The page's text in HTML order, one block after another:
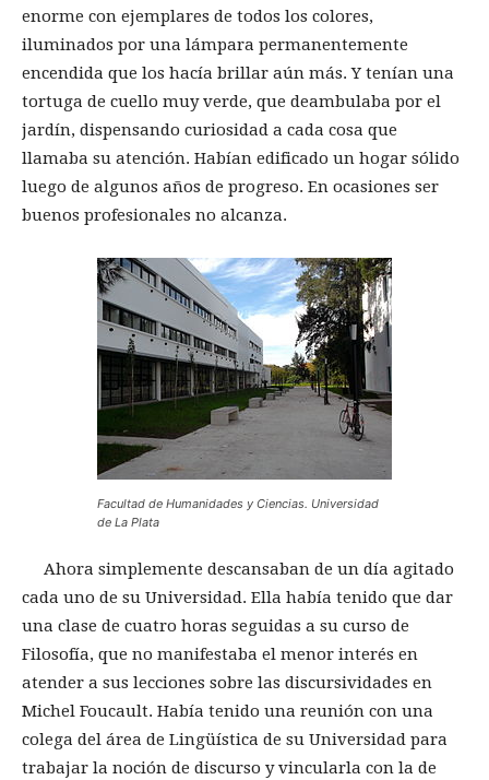
enorme con ejemplares de todos los colores,
iluminados por una lámpara permanentemente
encendida que los hacía brillar aún más. Y tenían una
tortuga de cuello muy verde, que deambulaba por el
jardín, dispensando curiosidad a cada cosa que
llamaba su atención. Habían edificado un hogar sólido
luego de algunos años de progreso. En ocasiones ser
buenos profesionales no alcanza.
Facultad de Humanidades y Ciencias. Universidad
de La Plata
Ahora simplemente descansaban de un día agitado
cada uno de su Universidad. Ella había tenido que dar
una clase de cuatro horas seguidas a su curso de
Filosofía, que no manifestaba el menor interés en
atender a sus lecciones sobre las discursividades en
Michel Foucault. Había tenido una reunión con una
colega del área de Lingüística de su Universidad para
trabajar la noción de discurso y vincularla con la de